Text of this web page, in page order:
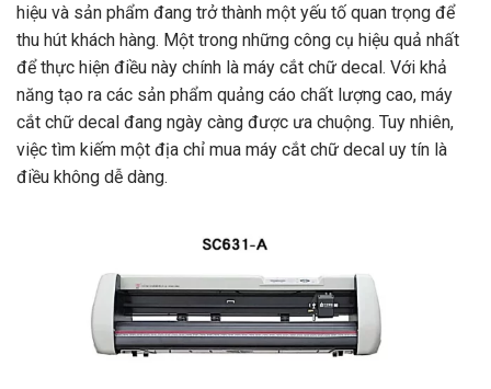
hiệu và sản phẩm đang trở thành một yếu tố quan trọng để
thu hút khách hàng. Một trong những công cụ hiệu quả nhất
để thực hiện điều này chính là máy cắt chữ decal. Với khả
năng tạo ra các sản phẩm quảng cáo chất lượng cao, máy
cắt chữ decal đang ngày càng được ưa chuộng. Tuy nhiên,
việc tìm kiếm một địa chỉ mua máy cắt chữ decal uy tín là
điều không dễ dàng.